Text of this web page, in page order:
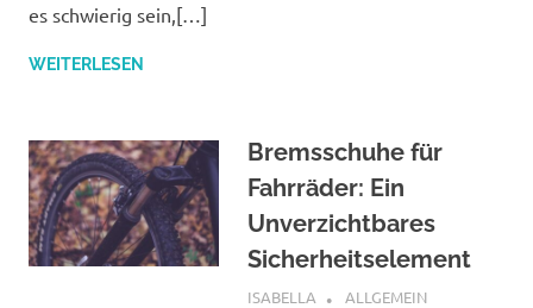
es schwierig sein,[…]
WEITERLESEN
Bremsschuhe für
Fahrräder: Ein
Unverzichtbares
Sicherheitselement
JANUAR 24, 2024
ISABELLA ALLGEMEIN